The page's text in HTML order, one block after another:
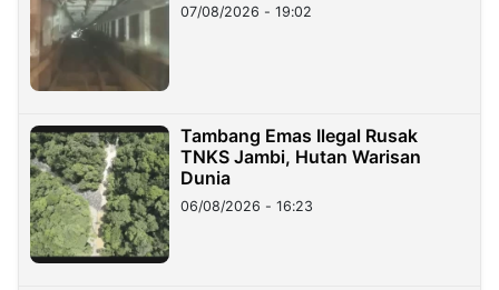
07/08/2026 - 19:02
Tambang Emas Ilegal Rusak
TNKS Jambi, Hutan Warisan
Dunia
06/08/2026 - 16:23